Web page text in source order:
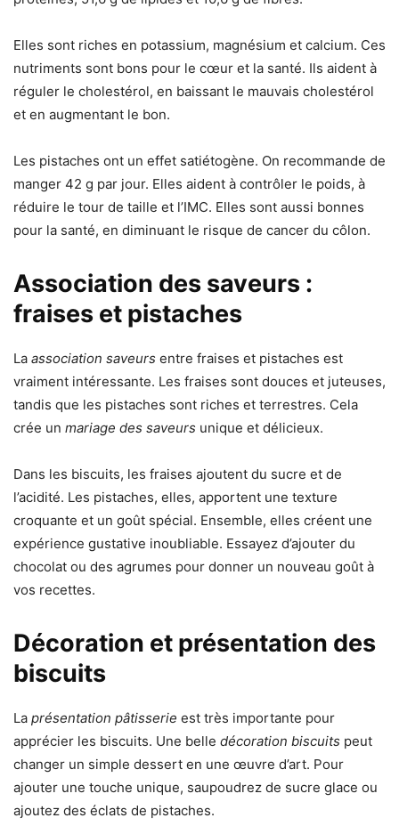
Elles sont riches en potassium, magnésium et calcium. Ces
nutriments sont bons pour le cœur et la santé. Ils aident à
réguler le cholestérol, en baissant le mauvais cholestérol
et en augmentant le bon.
Les pistaches ont un effet satiétogène. On recommande de
manger 42 g par jour. Elles aident à contrôler le poids, à
réduire le tour de taille et l’IMC. Elles sont aussi bonnes
pour la santé, en diminuant le risque de cancer du côlon.
Association des saveurs :
fraises et pistaches
La association saveurs entre fraises et pistaches est
vraiment intéressante. Les fraises sont douces et juteuses,
tandis que les pistaches sont riches et terrestres. Cela
crée un mariage des saveurs unique et délicieux.
Dans les biscuits, les fraises ajoutent du sucre et de
l’acidité. Les pistaches, elles, apportent une texture
croquante et un goût spécial. Ensemble, elles créent une
expérience gustative inoubliable. Essayez d’ajouter du
chocolat ou des agrumes pour donner un nouveau goût à
vos recettes.
Décoration et présentation des
biscuits
La présentation pâtisserie est très importante pour
apprécier les biscuits. Une belle décoration biscuits peut
changer un simple dessert en une œuvre d’art. Pour
ajouter une touche unique, saupoudrez de sucre glace ou
ajoutez des éclats de pistaches.